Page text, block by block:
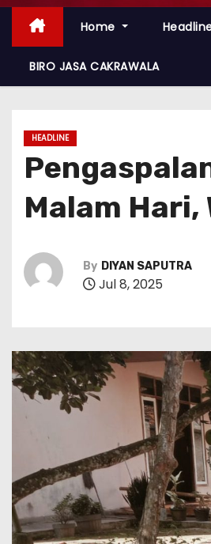
Home
BIRO JASA CAKRAWALA
HEADLINE
Malam
By DIYAN SAPUTRA
Jul 8, 2025